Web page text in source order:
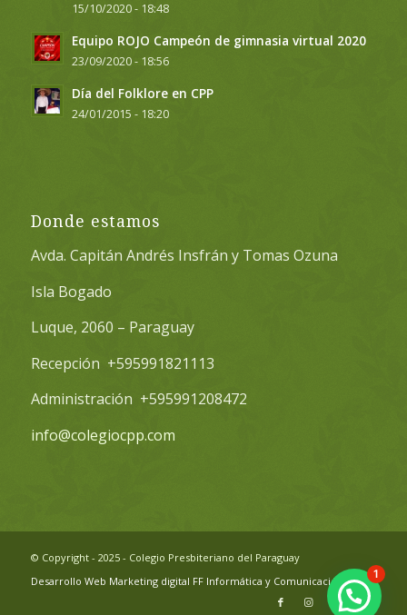
15/10/2020 - 18:48
Equipo ROJO Campeón de gimnasia virtual 2020
23/09/2020 - 18:56
Día del Folklore en CPP
24/01/2015 - 18:20
Donde estamos
Avda. Capitán Andrés Insfrán y Tomas Ozuna
Isla Bogado
Luque, 2060 – Paraguay
Recepción +595991821113
Administración +595991208472
info@colegiocpp.com
© Copyright - 2025 - Colegio Presbiteriano del Paraguay
Desarrollo Web Marketing digital FF Informática y Comunicación
1